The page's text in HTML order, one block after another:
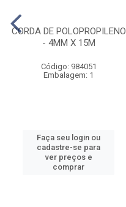
CORDA DE POLOPROPILENO
- 4MM X 15M
Código: 984051
Embalagem: 1
Faça seu login ou
cadastre-se para
ver preços e
comprar